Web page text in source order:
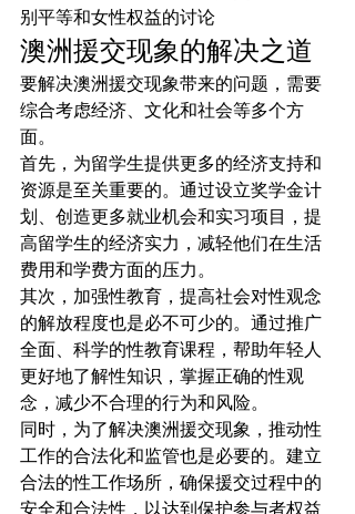
别平等和女性权益的讨论
澳洲援交现象的解决之道
要解决澳洲援交现象带来的问题，需要
综合考虑经济、文化和社会等多个方
面。
首先，为留学生提供更多的经济支持和
资源是至关重要的。通过设立奖学金计
划、创造更多就业机会和实习项目，提
高留学生的经济实力，减轻他们在生活
费用和学费方面的压力。
其次，加强性教育，提高社会对性观念
的解放程度也是必不可少的。通过推广
全面、科学的性教育课程，帮助年轻人
更好地了解性知识，掌握正确的性观
念，减少不合理的行为和风险。
同时，为了解决澳洲援交现象，推动性
工作的合法化和监管也是必要的。建立
合法的性工作场所，确保援交过程中的
安全和合法性，以达到保护参与者权益